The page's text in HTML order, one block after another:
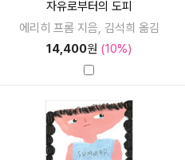
자유로부터의 도피
에리히 프롬 지음, 김석희 옮김
14,400원 (10%)